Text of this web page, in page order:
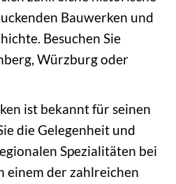
Bauwerken und
Besuchen Sie
Würzburg oder
ist bekannt für seinen
die Gelegenheit und
Spezialitäten bei
einem der zahlreichen